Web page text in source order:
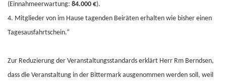
(Einnahmeerwartung: 84.000 €).
4. Mitglieder von im Hause tagenden Beiräten erhalten wie bisher einen
Tagesausfahrtschein.“
Zur Reduzierung der Veranstaltungsstandards erklärt Herr Rm Berndsen,
dass die Veranstaltung in der Bittermark ausgenommen werden soll, weil